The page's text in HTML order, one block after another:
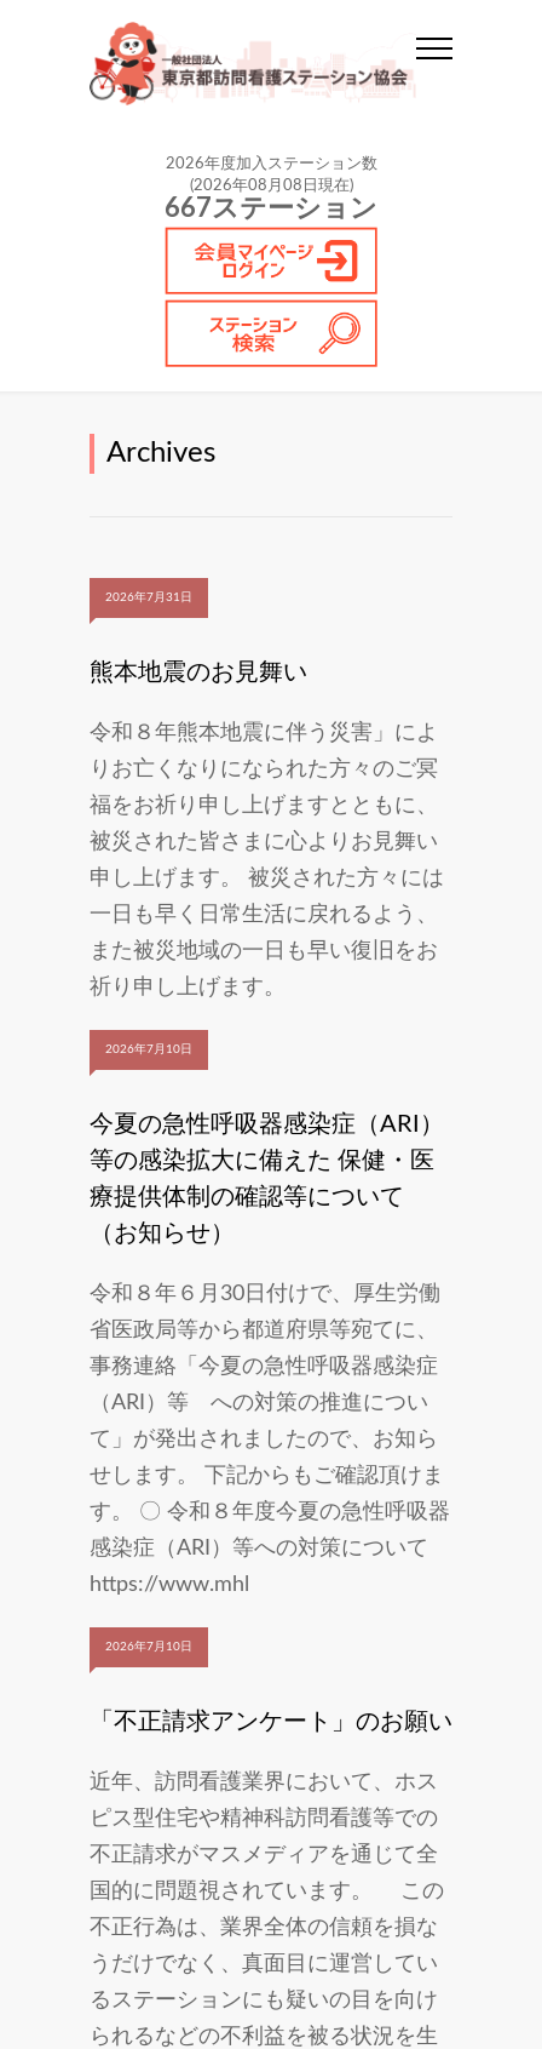
2026年度加入ステーション数
(2026年08月08日現在)
667ステーション
Archives
2026年7月31日
熊本地震のお見舞い
令和８年熊本地震に伴う災害」によ
りお亡くなりになられた方々のご冥
福をお祈り申し上げますとともに、
被災された皆さまに心よりお見舞い
申し上げます。 被災された方々には
一日も早く日常生活に戻れるよう、
また被災地域の一日も早い復旧をお
祈り申し上げます。
2026年7月10日
今夏の急性呼吸器感染症（ARI）
等の感染拡大に備えた 保健・医
療提供体制の確認等について
（お知らせ）
令和８年６月30日付けで、厚生労働
省医政局等から都道府県等宛てに、
事務連絡「今夏の急性呼吸器感染症
（ARI）等 への対策の推進につい
て」が発出されましたので、お知ら
せします。 下記からもご確認頂けま
す。 〇 令和８年度今夏の急性呼吸器
感染症（ARI）等への対策について
https://www.mhl
2026年7月10日
「不正請求アンケート」のお願い
近年、訪問看護業界において、ホス
ピス型住宅や精神科訪問看護等での
不正請求がマスメディアを通じて全
国的に問題視されています。 この
不正行為は、業界全体の信頼を損な
うだけでなく、真面目に運営してい
るステーションにも疑いの目を向け
られるなどの不利益を被る状況を生